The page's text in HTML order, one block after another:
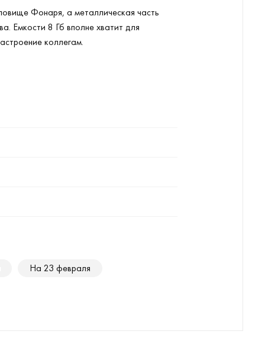
Фонаря, а металлическая часть
Емкости 8 Гб вполне хватит для
коллегам.
На 23 февраля